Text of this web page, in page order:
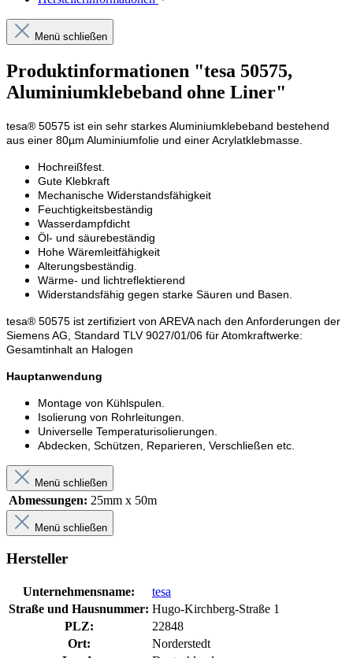
Menü schließen
Produktinformationen "tesa 50575,
Aluminiumklebeband ohne Liner"
tesa® 50575 ist ein sehr starkes Aluminiumklebeband bestehend
aus einer 80µm Aluminiumfolie und einer Acrylatklebmasse.
Hochreißfest.
Gute Klebkraft
Mechanische Widerstandsfähigkeit
Feuchtigkeitsbeständig
Wasserdampfdicht
Öl- und säurebeständig
Hohe Wäremleitfähigkeit
Alterungsbeständig.
Wärme- und lichtreflektierend
Widerstandsfähig gegen starke Säuren und Basen.
tesa® 50575 ist zertifiziert von AREVA nach den Anforderungen der
Siemens AG, Standard TLV 9027/01/06 für Atomkraftwerke:
Gesamtinhalt an Halogen
Hauptanwendung
Montage von Kühlspulen.
Isolierung von Rohrleitungen.
Universelle Temperaturisolierungen.
Abdecken, Schützen, Reparieren, Verschließen etc.
Menü schließen
Abmessungen: 25mm x 50m
Menü schließen
Hersteller
Unternehmensname:
tesa
Straße und Hausnummer: Hugo-Kirchberg-Straße 1
PLZ:
22848
Ort:
Norderstedt